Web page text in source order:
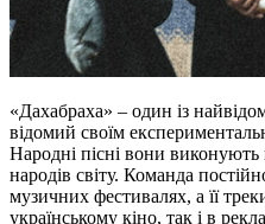
«Дахабраха» – один із
відомий своїм
Народні пісні вони виконують
народів світу. Команда
музичних фестивалях, а її
українському кіно, так і в